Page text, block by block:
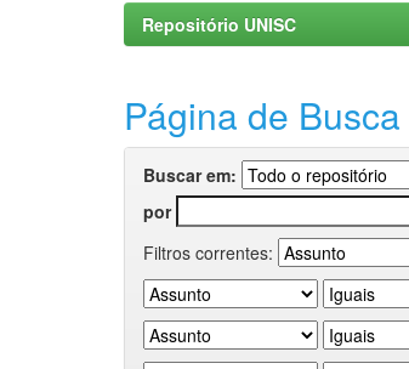
Repositório UNISC
Página de Busca
Buscar em:
por
Filtros correntes: